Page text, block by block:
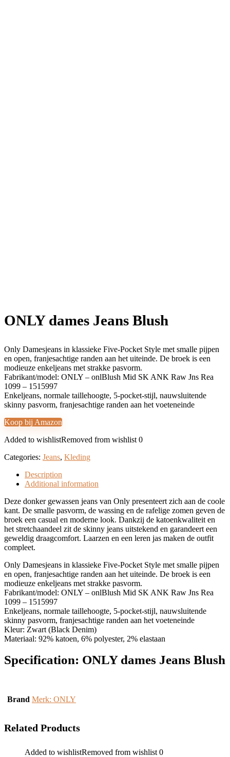
ONLY dames Jeans Blush
Only Damesjeans in klassieke Five-Pocket Style met smalle pijpen
en open, franjesachtige randen aan het uiteinde. De broek is een
modieuze enkeljeans met strakke pasvorm.
Fabrikant/model: ONLY – onlBlush Mid SK ANK Raw Jns Rea
1099 – 1515997
Enkeljeans, normale taillehoogte, 5-pocket-stijl, nauwsluitende
skinny pasvorm, franjesachtige randen aan het voeteneinde
Koop bij Amazon
Added to wishlistRemoved from wishlist 0
Categories: Jeans, Kleding
Description
Additional information
Deze donker gewassen jeans van Only presenteert zich aan de coole
kant. De smalle pasvorm, de wassing en de rafelige zomen geven de
broek een casual en moderne look. Dankzij de katoenkwaliteit en
het stretchaandeel zit de skinny jeans uitstekend en garandeert een
geweldig draagcomfort. Laarzen en een leren jas maken de outfit
compleet.
Only Damesjeans in klassieke Five-Pocket Style met smalle pijpen
en open, franjesachtige randen aan het uiteinde. De broek is een
modieuze enkeljeans met strakke pasvorm.
Fabrikant/model: ONLY – onlBlush Mid SK ANK Raw Jns Rea
1099 – 1515997
Enkeljeans, normale taillehoogte, 5-pocket-stijl, nauwsluitende
skinny pasvorm, franjesachtige randen aan het voeteneinde
Kleur: Zwart (Black Denim)
Materiaal: 92% katoen, 6% polyester, 2% elastaan
Specification: ONLY dames Jeans Blush
Brand Merk: ONLY
Related Products
Added to wishlistRemoved from wishlist 0